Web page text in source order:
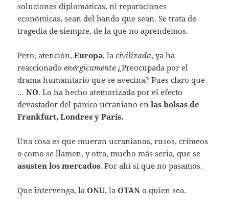
soluciones diplomáticas, ni reparaciones
económicas, sean del bando que sean. Se trata de
tragedia de siempre, de la que no aprendemos.
Pero, atención,Europa, lacivilizada, ya ha
reaccionadoenérgicamente¿Preocupada por el
drama humanitario que se avecina? Pues claro que
…NO. Lo ha hecho atemorizada por el efecto
devastador del pánico ucraniano enlas bolsas de
Frankfurt, Londres y París.
Una cosa es que mueran ucranianos, rusos, crimeos
o como se llamen, y otra, mucho más seria, que se
asusten los mercados. Por ahí sí que no pasamos.
Que intervenga, laONU, la OTAN o quien sea.